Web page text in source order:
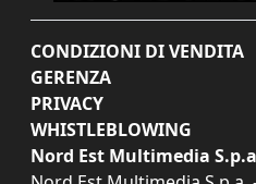
CONDIZIONI DI VENDITA
GERENZA
PRIVACY
WHISTLEBLOWING
Nord Est Multimedia